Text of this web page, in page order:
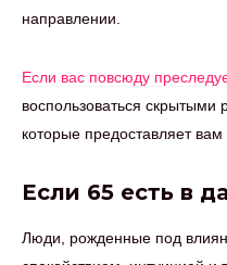
направлении.
Если вас повсюду
воспользоваться скрытыми
которые предоставляет вам
Если 65 есть в
Люди, рожденные под